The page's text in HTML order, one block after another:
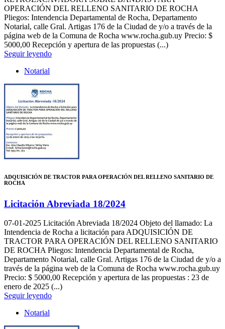
OPERACIÓN DEL RELLENO SANITARIO DE ROCHA
Pliegos: Intendencia Departamental de Rocha, Departamento
Notarial, calle Gral. Artigas 176 de la Ciudad de y/o a través de la
página web de la Comuna de Rocha www.rocha.gub.uy Precio: $
5000,00 Recepción y apertura de las propuestas (...)
Seguir leyendo
Notarial
ADQUISICIÓN DE TRACTOR PARA OPERACIÓN DEL RELLENO SANITARIO DE
ROCHA
Licitación Abreviada 18/2024
07-01-2025 Licitación Abreviada 18/2024 Objeto del llamado: La
Intendencia de Rocha a licitación para ADQUISICIÓN DE
TRACTOR PARA OPERACIÓN DEL RELLENO SANITARIO
DE ROCHA Pliegos: Intendencia Departamental de Rocha,
Departamento Notarial, calle Gral. Artigas 176 de la Ciudad de y/o a
través de la página web de la Comuna de Rocha www.rocha.gub.uy
Precio: $ 5000,00 Recepción y apertura de las propuestas : 23 de
enero de 2025 (...)
Seguir leyendo
Notarial